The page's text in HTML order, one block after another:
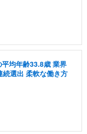
均年齢33.8歳 業界
続選出 柔軟な働き方